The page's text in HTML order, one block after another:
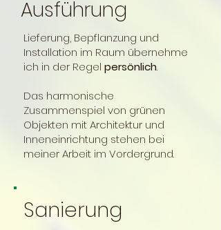
Ausführung
Lieferung, Bepflanzung und
Installation im Raum übernehme
ich in der Regel persönlich. ​
Das harmonische
Zusammenspiel von grünen
Objekten mit Architektur und
Inneneinrichtung stehen bei
meiner Arbeit im Vordergrund.
Sanierung